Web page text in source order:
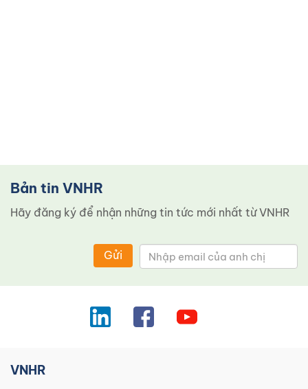
Bản tin VNHR
Hãy đăng ký để nhận những tin tức mới nhất từ ​​VNHR
Gửi
VNHR